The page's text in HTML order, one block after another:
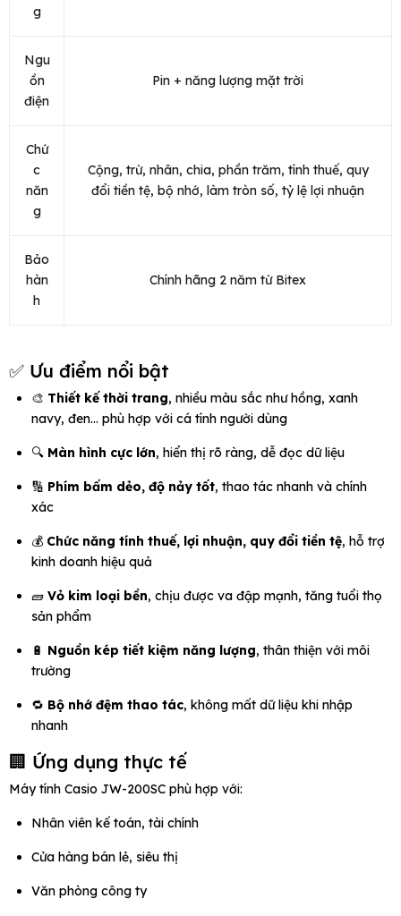
g
Ngu
ồn
điện
Pin + năng lượng mặt trời
Chứ
c
năn
g
Cộng, trừ, nhân, chia, phần trăm, tính thuế, quy
đổi tiền tệ, bộ nhớ, làm tròn số, tỷ lệ lợi nhuận
Bảo
hàn
h
Chính hãng 2 năm từ Bitex
✅ Ưu điểm nổi bật
🎨 Thiết kế thời trang, nhiều màu sắc như hồng, xanh
navy, đen… phù hợp với cá tính người dùng
🔍 Màn hình cực lớn, hiển thị rõ ràng, dễ đọc dữ liệu
🔢 Phím bấm dẻo, độ nảy tốt, thao tác nhanh và chính
xác
💰 Chức năng tính thuế, lợi nhuận, quy đổi tiền tệ, hỗ trợ
kinh doanh hiệu quả
🧱 Vỏ kim loại bền, chịu được va đập mạnh, tăng tuổi thọ
sản phẩm
🔋 Nguồn kép tiết kiệm năng lượng, thân thiện với môi
trường
🔁 Bộ nhớ đệm thao tác, không mất dữ liệu khi nhập
nhanh
🏢 Ứng dụng thực tế
Máy tính Casio JW-200SC phù hợp với:
Nhân viên kế toán, tài chính
Cửa hàng bán lẻ, siêu thị
Văn phòng công ty